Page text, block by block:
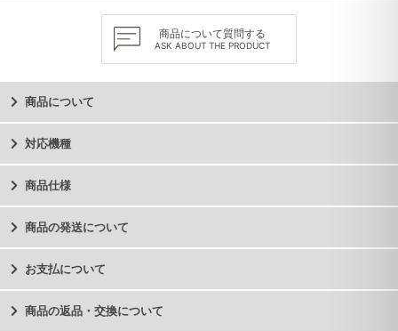
商品について質問する
ASK ABOUT THE PRODUCT
商品について
対応機種
商品仕様
商品の発送について
お支払について
商品の返品・交換について